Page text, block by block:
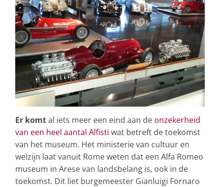
Er komtal iets meer een eind aan de onzekerheid
van een heel aantal Alfisti wat betreft de toekomst
van het museum. Het ministerie van cultuur en
welzijn laat vanuit Rome weten dat een Alfa Romeo
museum in Arese van landsbelang is, ook in de
toekomst. Dit liet burgemeester Gianluigi Fornaro